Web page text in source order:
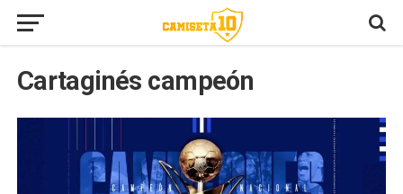
Cartaginés campeón